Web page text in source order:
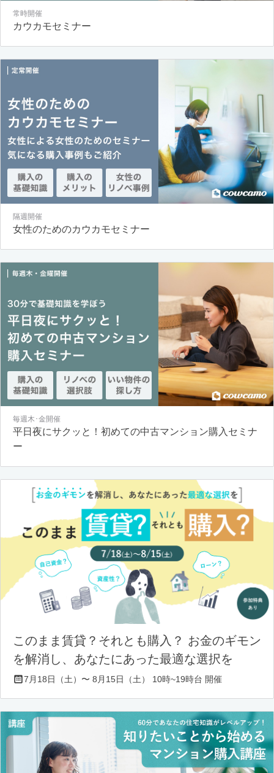
常時開催
カウカモセミナー
隔週開催
女性のためのカウカモセミナー
毎週木･金開催
平日夜にサクッと！初めての中古マンション購入セミナ
ー
このまま賃貸？それとも購入？ お金のギモン
を解消し、あなたにあった最適な選択を
7月18日（土）〜 8月15日（土） 10時~19時台 開催